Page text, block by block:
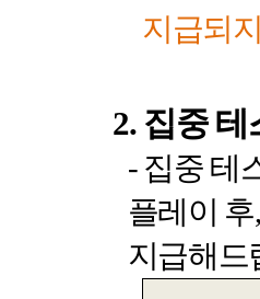
지급되
2. 집중 테
- 집중 테
플레이 후,
지급해드